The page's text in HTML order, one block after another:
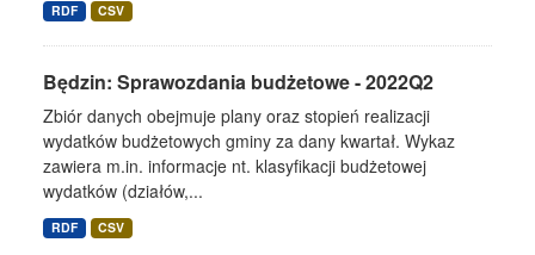
RDF CSV
Będzin: Sprawozdania budżetowe - 2022Q2
Zbiór danych obejmuje plany oraz stopień realizacji
wydatków budżetowych gminy za dany kwartał. Wykaz
zawiera m.in. informacje nt. klasyfikacji budżetowej
wydatków (działów,...
RDF CSV